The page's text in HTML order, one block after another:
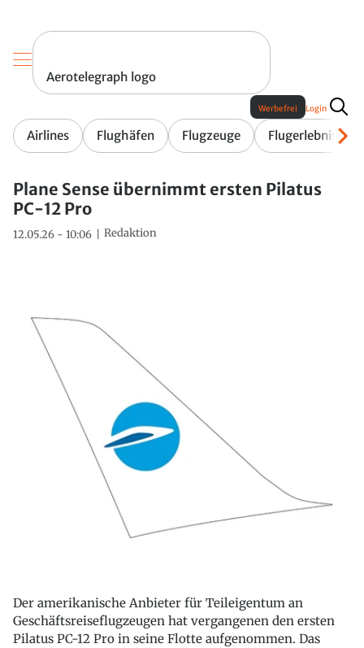
Aerotelegraph logo
Airlines Flughäfen Flugzeuge Flugerlebnis
Werbefrei Login
Plane Sense übernimmt ersten Pilatus
PC-12 Pro
12.05.26 - 10:06 Redaktion
Der amerikanische Anbieter für Teileigentum an
Geschäftsreiseflugzeugen hat vergangenen den ersten
Pilatus PC-12 Pro in seine Flotte aufgenommen. Das